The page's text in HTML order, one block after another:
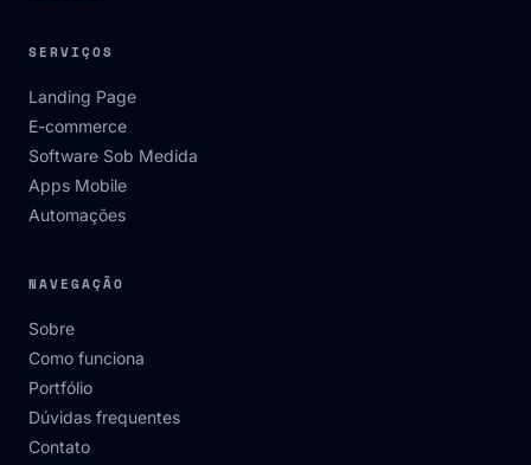
SERVIÇOS
Landing Page
E-commerce
Software Sob Medida
Apps Mobile
Automações
NAVEGAÇÃO
Sobre
Como funciona
Portfólio
Dúvidas frequentes
Contato